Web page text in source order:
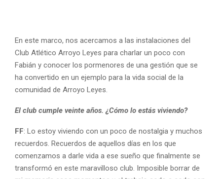
En este marco, nos acercamos a las instalaciones del
Club Atlético Arroyo Leyes para charlar un poco con
Fabián y conocer los pormenores de una gestión que se
ha convertido en un ejemplo para la vida social de la
comunidad de Arroyo Leyes.
El club cumple veinte años. ¿Cómo lo estás viviendo?
FF: Lo estoy viviendo con un poco de nostalgia y muchos
recuerdos. Recuerdos de aquellos días en los que
comenzamos a darle vida a ese sueño que finalmente se
transformó en este maravilloso club. Imposible borrar de